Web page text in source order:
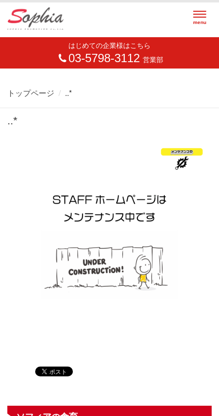
menu
はじめての企業様はこちら
03-5798-3112 営業部
トップページ ..*
..*